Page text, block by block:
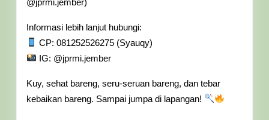
Informasi lebih lanjut hubungi:
CP: 081252526275 (Syauqy)
IG: @jprmi.jember
Kuy, sehat bareng, seru-seruan bareng, dan tebar
kebaikan bareng. Sampai jumpa di lapangan!